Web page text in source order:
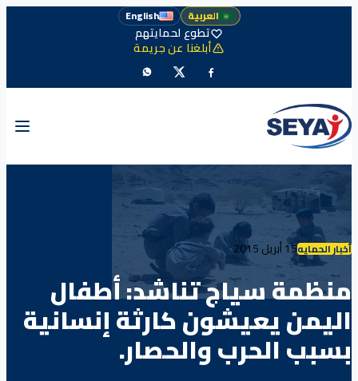
العربية English
تطوع لحمايتهم
أبلغنا عن جريمة
أخبار الحمايه15 أبريل 2015
منظمة سياج تناشد: أطفال
اليمن يعيشون كارثة إنسانية
بسبب الحرب والحصار.